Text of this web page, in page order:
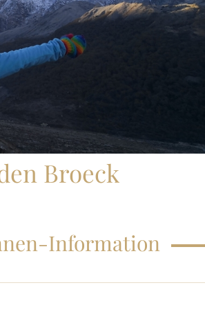
HÄUFIG GESTELLTE FRAGEN
Broeck
Information